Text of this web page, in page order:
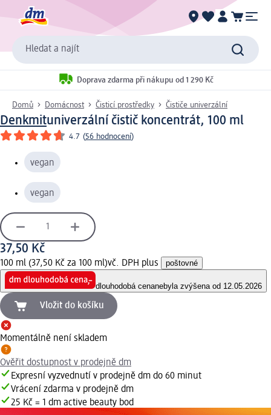
Hledat a najít
Doprava zdarma při nákupu od 1 290 Kč
Domů Domácnost Čisticí prostředky Čističe univerzální
Denkmituniverzální čistič koncentrát, 100 ml
4.7 (56 hodnocení)
vegan
vegan
37,50 Kč
100 ml (37,50 Kč za 100 ml)vč. DPH plus poštovné
dlouhodobá cenanebyla zvýšena od 12.05.2026
Vložit do košíku
Momentálně není skladem
Ověřit dostupnost v prodejně dm
Expresní vyzvednutí v prodejně dm do 60 minut
Vrácení zdarma v prodejně dm
25 Kč = 1 dm active beauty bod